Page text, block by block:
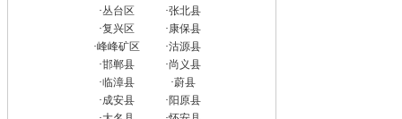
·丛台区 ·张北县
·复兴区 ·康保县
·峰峰矿区 ·沽源县
·邯郸县 ·尚义县
·临漳县 ·蔚县
·成安县 · 阳原县